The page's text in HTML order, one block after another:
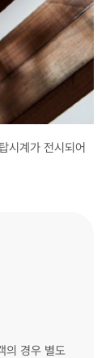
시계가 전시되어
의 경우 별도